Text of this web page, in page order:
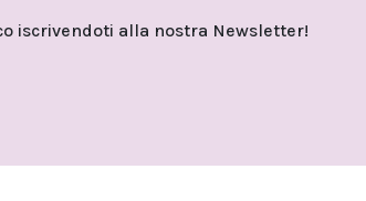
iscrivendoti alla nostra Newsletter!